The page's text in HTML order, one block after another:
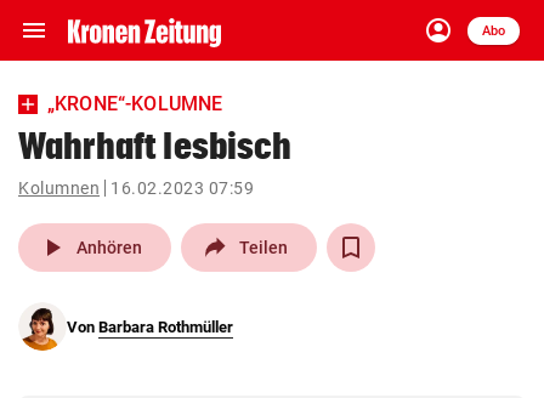
menu Navigation
ein-/ausklappen
account_circle
Anmelden
Abo
close Schließen
account_circle Anmelden
pin_drop
arrow_right
bookmark Merkliste
„KRONE“-KOLUMNE
Wahrhaft lesbisch
Kolumnen 16.02.2023 07:59
play_arrow Anhören Teilen
Von Barbara Rothmüller